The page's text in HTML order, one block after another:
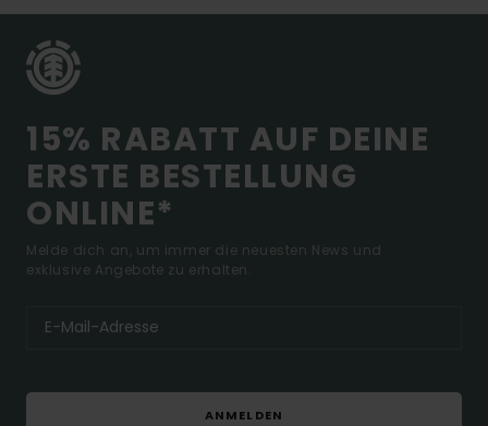
15% RABATT AUF DEINE
ERSTE BESTELLUNG
ONLINE*
Melde dich an, um immer die neuesten News und
exklusive Angebote zu erhalten.
ANMELDEN